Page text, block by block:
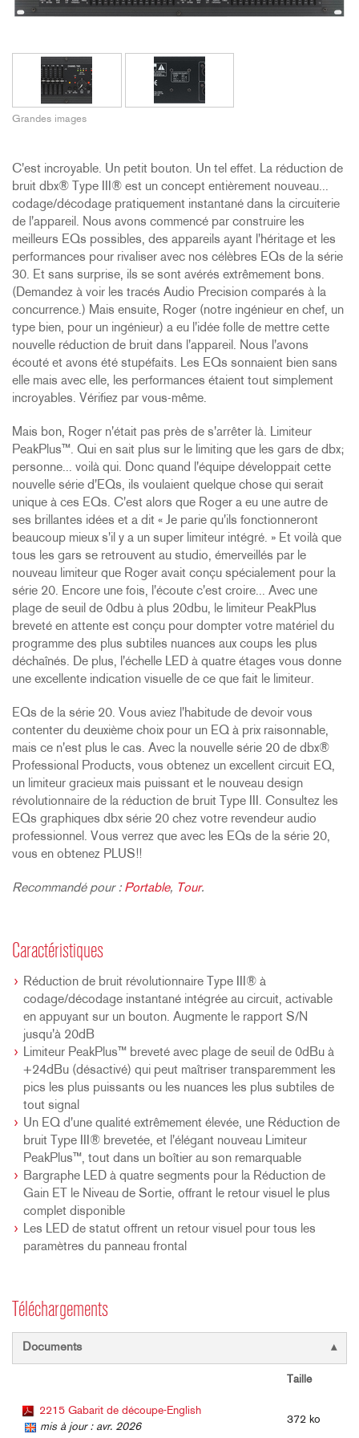
Grandes images
C'est incroyable. Un petit bouton. Un tel effet. La réduction de
bruit dbx® Type III® est un concept entièrement nouveau...
codage/décodage pratiquement instantané dans la circuiterie
de l'appareil. Nous avons commencé par construire les
meilleurs EQs possibles, des appareils ayant l'héritage et les
performances pour rivaliser avec nos célèbres EQs de la série
30. Et sans surprise, ils se sont avérés extrêmement bons.
(Demandez à voir les tracés Audio Precision comparés à la
concurrence.) Mais ensuite, Roger (notre ingénieur en chef, un
type bien, pour un ingénieur) a eu l'idée folle de mettre cette
nouvelle réduction de bruit dans l'appareil. Nous l'avons
écouté et avons été stupéfaits. Les EQs sonnaient bien sans
elle mais avec elle, les performances étaient tout simplement
incroyables. Vérifiez par vous-même.
Mais bon, Roger n'était pas près de s'arrêter là. Limiteur
PeakPlus™. Qui en sait plus sur le limiting que les gars de dbx;
personne... voilà qui. Donc quand l'équipe développait cette
nouvelle série d'EQs, ils voulaient quelque chose qui serait
unique à ces EQs. C'est alors que Roger a eu une autre de
ses brillantes idées et a dit « Je parie qu'ils fonctionneront
beaucoup mieux s'il y a un super limiteur intégré. » Et voilà que
tous les gars se retrouvent au studio, émerveillés par le
nouveau limiteur que Roger avait conçu spécialement pour la
série 20. Encore une fois, l'écoute c'est croire... Avec une
plage de seuil de 0dbu à plus 20dbu, le limiteur PeakPlus
breveté en attente est conçu pour dompter votre matériel du
programme des plus subtiles nuances aux coups les plus
déchaînés. De plus, l'échelle LED à quatre étages vous donne
une excellente indication visuelle de ce que fait le limiteur.
EQs de la série 20. Vous aviez l'habitude de devoir vous
contenter du deuxième choix pour un EQ à prix raisonnable,
mais ce n'est plus le cas. Avec la nouvelle série 20 de dbx®
Professional Products, vous obtenez un excellent circuit EQ,
un limiteur gracieux mais puissant et le nouveau design
révolutionnaire de la réduction de bruit Type III. Consultez les
EQs graphiques dbx série 20 chez votre revendeur audio
professionnel. Vous verrez que avec les EQs de la série 20,
vous en obtenez PLUS!!
Recommandé pour : Portable, Tour.
Caractéristiques
Réduction de bruit révolutionnaire Type III® à
codage/décodage instantané intégrée au circuit, activable
en appuyant sur un bouton. Augmente le rapport S/N
jusqu'à 20dB
Limiteur PeakPlus™ breveté avec plage de seuil de 0dBu à
+24dBu (désactivé) qui peut maîtriser transparemment les
pics les plus puissants ou les nuances les plus subtiles de
tout signal
Un EQ d'une qualité extrêmement élevée, une Réduction de
bruit Type III® brevetée, et l'élégant nouveau Limiteur
PeakPlus™, tout dans un boîtier au son remarquable
Bargraphe LED à quatre segments pour la Réduction de
Gain ET le Niveau de Sortie, offrant le retour visuel le plus
complet disponible
Les LED de statut offrent un retour visuel pour tous les
paramètres du panneau frontal
Téléchargements
Documents
Taille
2215 Gabarit de découpe-English
mis à jour : avr. 2026
372 ko